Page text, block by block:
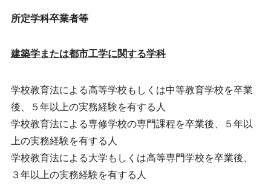
所定学科卒業者等
建築学または都市工学に関する学科
学校教育法による高等学校もしくは中等教育学校を卒業
後、５年以上の実務経験を有する人
学校教育法による専修学校の専門課程を卒業後、５年以
上の実務経験を有する人
学校教育法による大学もしくは高等専門学校を卒業後、
３年以上の実務経験を有する人